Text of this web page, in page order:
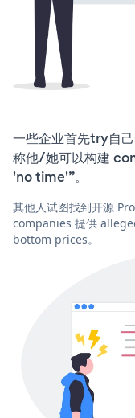
一些企业首先try自
称他/她可以构建
'no time'”。
其他人试图找到开源
companies 提供
bottom prices。